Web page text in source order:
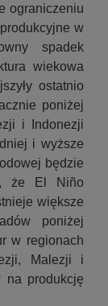
ograniczeniu
w
spadek
wiekowa
ostatnio
poniżej
i Indonezji
i wyższe
będzie
że El Niño
większe
poniżej
w regionach
Malezji i
na produkcję